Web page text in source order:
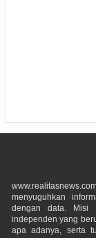
menyuguhkan
dengan data. Misi
independen yang
apa adanya, serta